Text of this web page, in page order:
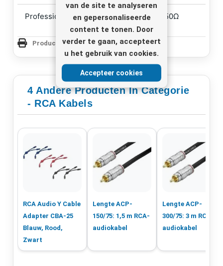
van de site te analyseren
en gepersonaliseerde
content te tonen. Door
verder te gaan, accepteert
u het gebruik van cookies.
Accepteer cookies
Professionele audioverbindingskabels, 50Ω
Productpagina Afdrukken
4 Andere Producten In Categorie
- RCA Kabels
RCA Audio Y Cable
Adapter CBA-25
Blauw, Rood,
Zwart
Lengte ACP-
150/75: 1,5 m RCA-
audiokabel
Lengte ACP-
300/75: 3 m RCA-
audiokabel